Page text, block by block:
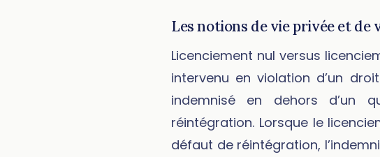
Les notions de vie privée et de
Licenciement nul versus
intervenu en violation d’un
indemnisé en dehors d’un
réintégration. Lorsque le
défaut de réintégration,